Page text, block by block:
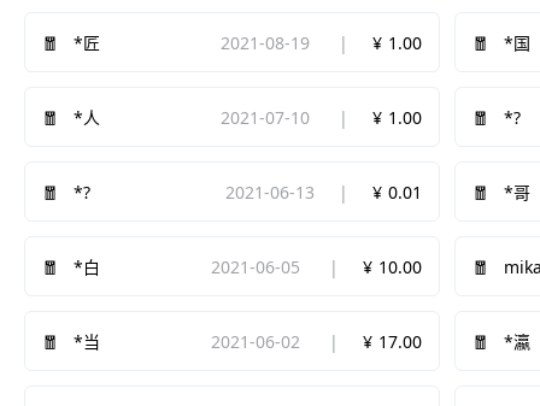
*匠 2021-08-19 1.00 *国
*人 2021-07-10 1.00 *?
*? 2021-06-13 0.01 *哥
*白 2021-06-05 10.00
*当 2021-06-02 17.00 *瀛